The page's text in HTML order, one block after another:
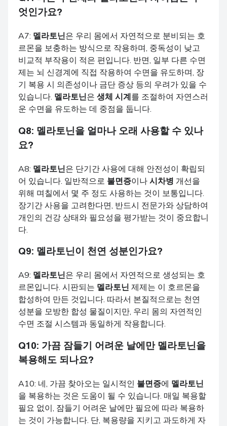
엇인가요?
A7: 멜라토닌은 우리 몸에서 자연적으로 분비되는 호
르몬을 보충하는 방식으로 작용하며, 중독성이 낮고
비교적 부작용이 적은 편입니다. 반면, 일부 다른 수면
제는 뇌 신경계에 직접 작용하여 수면을 유도하며, 장
기 복용 시 의존성이나 금단 증상 등의 우려가 있을 수
있습니다. 멜라토닌은 생체 시계를 조절하여 자연스러
운 수면을 유도하는 데 중점을 둡니다.
Q8: 멜라토닌을 얼마나 오래 사용할 수 있나
요?
A8: 멜라토닌은 단기간 사용에 대해 안전성이 확립되
어 있습니다. 일반적으로 불면증이나 시차병 개선을
위해 며칠에서 몇 주 정도 사용하는 것이 보통입니다.
장기간 사용을 고려한다면, 반드시 전문가와 상담하여
개인의 건강 상태와 필요성을 평가받는 것이 중요합니
다.
Q9: 멜라토닌이 천연 성분인가요?
A9: 멜라토닌은 우리 몸에서 자연적으로 생성되는 호
르몬입니다. 시판되는 멜라토닌 제제는 이 호르몬을
합성하여 만든 것입니다. 따라서 본질적으로는 천연
성분을 모방한 합성 물질이지만, 우리 몸의 자연적인
수면 조절 시스템과 동일하게 작용합니다.
Q10: 가끔 잠들기 어려운 날에만 멜라토닌을
복용해도 되나요?
A10: 네, 가끔 찾아오는 일시적인 불면증에 멜라토닌
을 복용하는 것은 도움이 될 수 있습니다. 매일 복용할
필요 없이, 잠들기 어려운 날에만 필요에 따라 복용하
는 것이 가능합니다. 단, 복용량을 지키고 과도하게 자